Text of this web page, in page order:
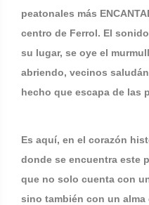
peatonales más
centro de Ferrol. El
su lugar, se oye el
abriendo, vecinos
hecho que escapa de las
Es aquí, en el corazón
donde se encuentra este
que no solo cuenta con
sino también con un alma